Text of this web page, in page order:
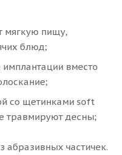
мягкую пищу,
блюд;
вместо
со щетинками soft
травмируют десны;
абразивных частичек.